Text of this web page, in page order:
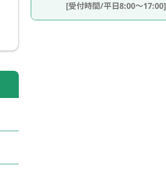
[受付時間/平日8:00～17:00]